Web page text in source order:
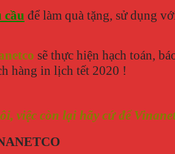
cầu để làm quà tặng, sử dụng
sẽ thực hiện hạch toán,
hàng in lịch tết 2020 !
việc còn lại hãy cứ để